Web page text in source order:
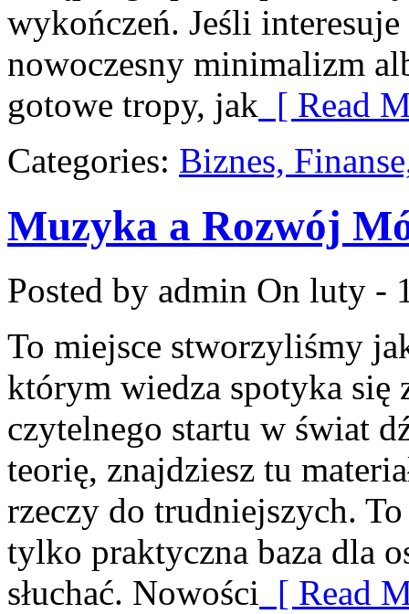
wykończeń. Jeśli
nowoczesny minimalizm
gotowe tropy, jak [ Read
Categories: Biznes,
Muzyka a Rozwój
Posted by admin On luty -
To miejsce stworzyliśmy
którym wiedza spotyka się
czytelnego startu w świat
teorię, znajdziesz tu
rzeczy do trudniejszych.
tylko praktyczna baza dla
słuchać. Nowości [ Read